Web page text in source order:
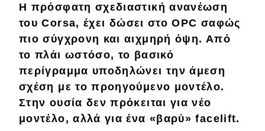
Νέα μοντέλα
Πρωτότυπα
Ελλάδα
Κόσμος
Τεχνολογία
Ασφάλεια
Η πρόσφατη σχεδιαστική ανανέωση
τουCorsa, έχει δώσει στοOPC σαφώς
πιο σύγχρονη και αιχμηρή όψη. Από
το πλάι ωστόσο, το βασικό
περίγραμμα υποδηλώνει την άμεση
σχέση με το προηγούμενο μοντέλο.
Στην ουσία δεν πρόκειται για νέο
μοντέλο, αλλά για ένα «βαρύ»facelift.